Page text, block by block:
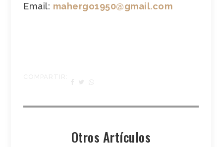
Email: mahergo1950@gmail.com
Otros Artículos